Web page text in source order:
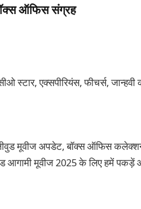
ऑफिस संग्रह
स्टार, एक्सपीरियंस, फीचर्स,
मूवीज अपडेट, बॉक्स ऑफिस
आगामी मूवीज 2025 के लिए हमें पकड़ें